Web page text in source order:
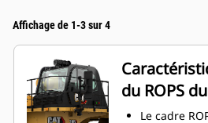
Affichage de 1-3 sur 4
du ROPS
Le cadre